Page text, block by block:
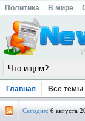
Политика В мире
Главная Все темы
Сегодня: 6 августа